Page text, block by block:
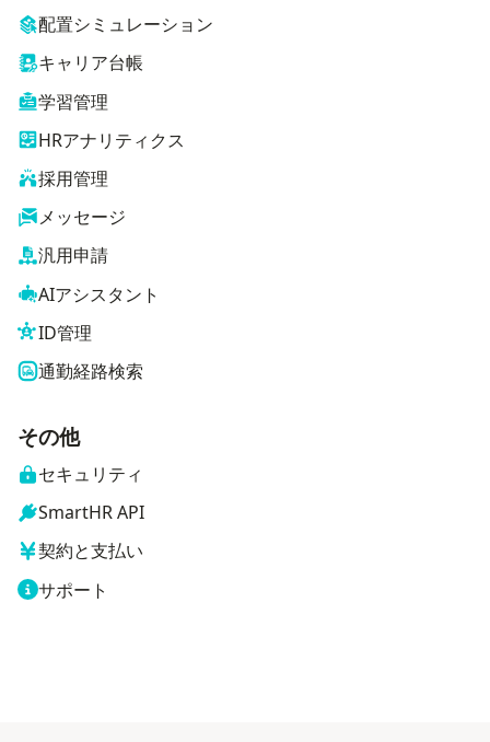
配置シミュレーション
キャリア台帳
学習管理
HRアナリティクス
採用管理
メッセージ
汎用申請
AIアシスタント
ID管理
通勤経路検索
その他
セキュリティ
SmartHR API
契約と支払い
サポート